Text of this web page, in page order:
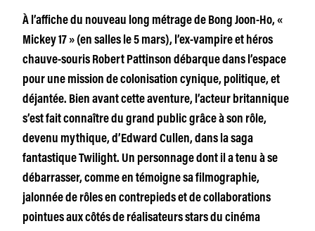
À l’affiche du nouveau long métrage de Bong Joon-Ho, «
Mickey 17 » (en salles le 5 mars), l’ex-vampire et héros
chauve-souris Robert Pattinson débarque dans l’espace
pour une mission de colonisation cynique, politique, et
déjantée. Bien avant cette aventure, l’acteur britannique
s’est fait connaître du grand public grâce à son rôle,
devenu mythique, d’Edward Cullen, dans la saga
fantastique Twilight. Un personnage dont il a tenu à se
débarrasser, comme en témoigne sa filmographie,
jalonnée de rôles en contrepieds et de collaborations
pointues aux côtés de réalisateurs stars du cinéma